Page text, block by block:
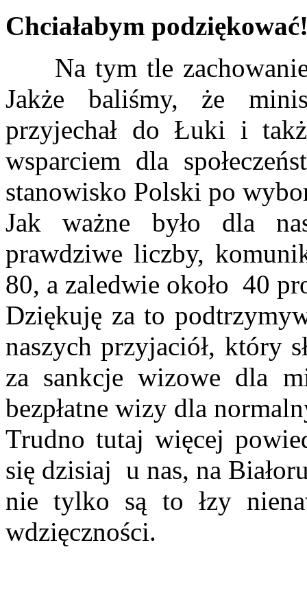
Chciałabym
Na tym tle zachowanie
Jakże baliśmy, że
przyjechał do Łuki i
wsparciem dla
stanowisko Polski po
Jak ważne było dla
prawdziwe liczby,
80, a zaledwie około 40
Dziękuję za to
naszych przyjaciół, który
za sankcje wizowe dla
bezpłatne wizy dla
Trudno tutaj więcej
się dzisiaj u nas, na
nie tylko są to łzy
wdzięczności.